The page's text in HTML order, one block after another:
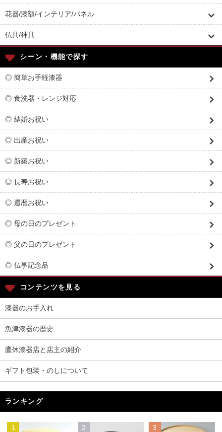
花器/漆額/インテリア/パネル
仏具/神具
シーン・機能で探す
◎ 簡単お手軽漆器
◎ 食洗器・レンジ対応
◎ 結婚お祝い
◎ 出産お祝い
◎ 新築お祝い
◎ 長寿お祝い
◎ 還暦お祝い
◎ 母の日のプレゼント
◎ 父の日のプレゼント
◎ 仏事記念品
コンテンツを見る
漆器のお手入れ
魚津漆器の歴史
鷹休漆器店と店主の紹介
ギフト包装・のしについて
ランキング
1 2 3